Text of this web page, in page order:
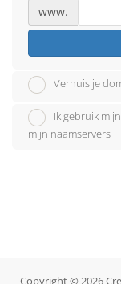
www.
Verhuis je
Ik gebruik
mijn naamservers
Copyright © 2026